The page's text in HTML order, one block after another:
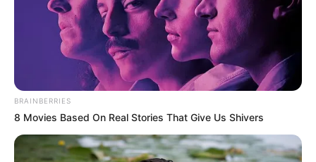
Pemain
BRAINBERRIES
8 Movies Based On Real Stories That Give Us Shivers